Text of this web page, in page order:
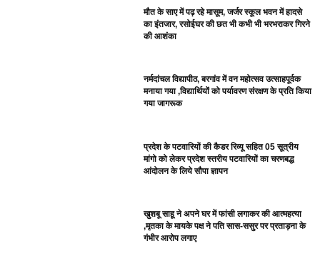
मौत के साए में पढ़ रहे मासूम, जर्जर स्कूल भवन में हादसे
का इंतजार, रसोईघर की छत भी कभी भी भरभराकर गिरने
की आशंका
नर्मदांचल विद्यापीठ, बरगांव में वन महोत्सव उत्साहपूर्वक
मनाया गया ,विद्यार्थियों को पर्यावरण संरक्षण के प्रति किया
गया जागरूक
प्रदेश के पटवारियों की कैडर रिव्यू सहित 05 सूत्रीय
मांगो को लेकर प्रदेश स्तरीय पटवारियों का चरणबद्ध
आंदोलन के लिये सौपा ज्ञापन
खुशबू साहू ने अपने घर में फांसी लगाकर की आत्महत्या
,मृतका के मायके पक्ष ने पति सास-ससुर पर प्रताड़ना के
गंभीर आरोप लगाए